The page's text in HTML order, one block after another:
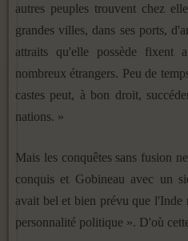
autres peuples trouvent chez
grandes villes, dans ses ports,
attraits qu'elle possède
nombreux étrangers. Peu de
castes peut, à bon droit,
nations. »
Mais les conquêtes sans fusion
conquis et Gobineau avec un
avait bel et bien prévu que l'Inde
personnalité politique ». D'où